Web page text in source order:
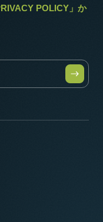
POLICY」か